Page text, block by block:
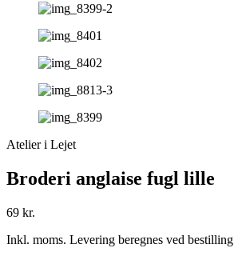
Atelier i Lejet
Broderi anglaise fugl lille
69 kr.
Inkl. moms. Levering beregnes ved bestilling